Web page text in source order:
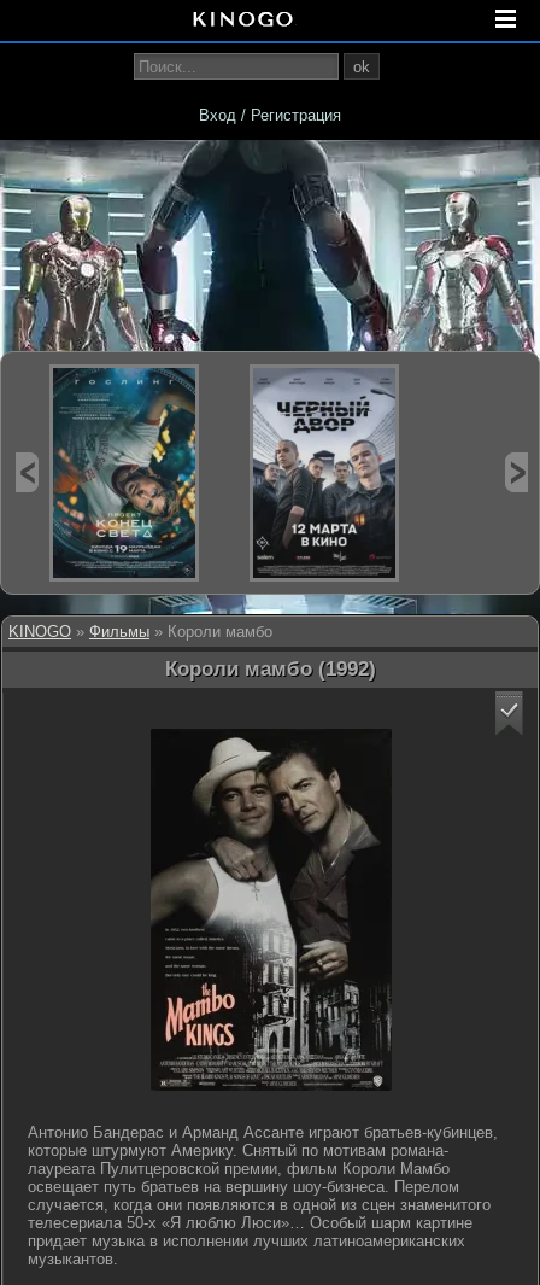
KINOGO » Фильмы » Короли мамбо
Короли мамбо (1992)
Антонио Бандерас и Арманд Ассанте играют братьев-кубинцев,
которые штурмуют Америку. Снятый по мотивам романа-
лауреата Пулитцеровской премии, фильм Короли Мамбо
освещает путь братьев на вершину шоу-бизнеса. Перелом
случается, когда они появляются в одной из сцен знаменитого
телесериала 50-х «Я люблю Люси»… Особый шарм картине
придает музыка в исполнении лучших латиноамериканских
музыкантов.
ok
Вход / Регистрация